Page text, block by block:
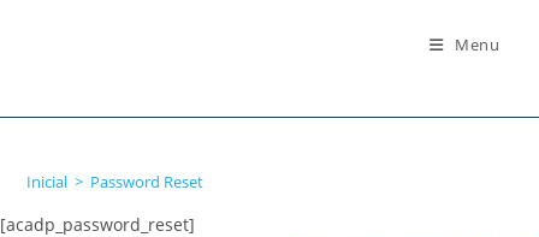
Menu
Inicial > Password Reset
[acadp_password_reset]